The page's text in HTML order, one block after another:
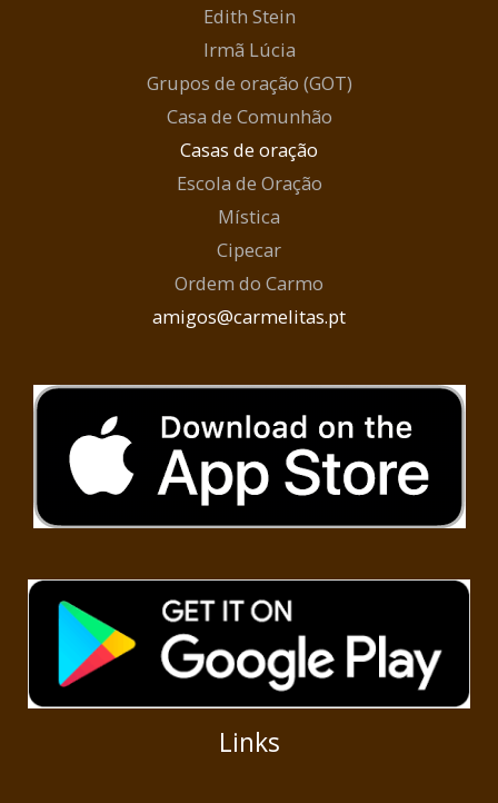
Edith Stein
Irmã Lúcia
Grupos de oração (GOT)
Casa de Comunhão
Casas de oração
Escola de Oração
Mística
Cipecar
Ordem do Carmo
amigos@carmelitas.pt
Links